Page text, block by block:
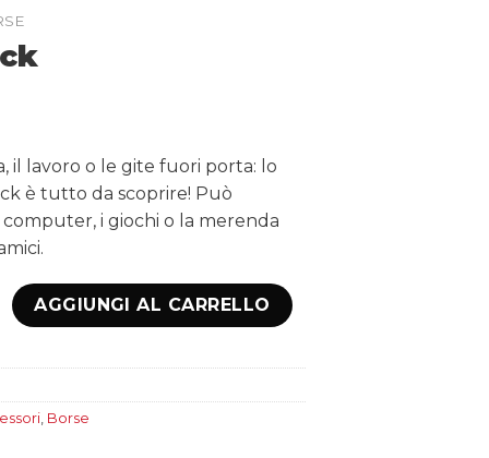
il lavoro o le gite fuori porta: lo
è tutto da scoprire! Può
i giochi o la merenda
AGGIUNGI AL CARRELLO
, Borse